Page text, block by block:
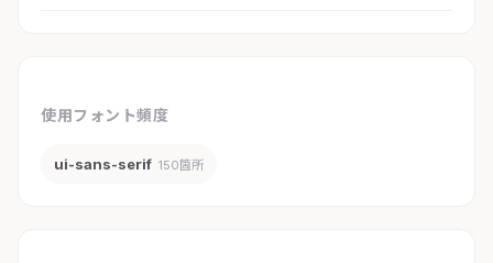
使用フォント頻度
ui-sans-serif 150箇所